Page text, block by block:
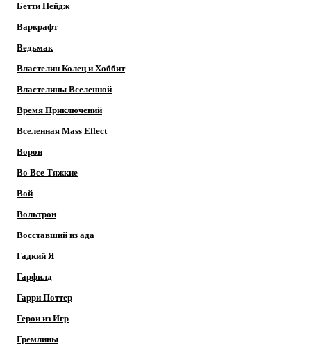
Бетти Пейдж
Варкрафт
Ведьмак
Властелин Колец и Хоббит
Властелины Вселенной
Время Приключений
Вселенная Mass Effect
Ворон
Во Все Тяжкие
Вой
Вольтрон
Восставший из ада
Гадкий Я
Гарфилд
Гарри Поттер
Герои из Игр
Гремлины